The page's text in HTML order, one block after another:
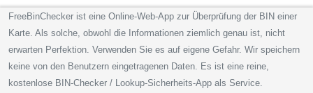
FreeBinChecker ist eine Online-Web-App zur Überprüfung der BIN einer
Karte. Als solche, obwohl die Informationen ziemlich genau ist, nicht
erwarten Perfektion. Verwenden Sie es auf eigene Gefahr. Wir speichern
keine von den Benutzern eingetragenen Daten. Es ist eine reine,
kostenlose BIN-Checker / Lookup-Sicherheits-App als Service.